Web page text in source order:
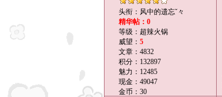
头衔：风中的遗忘ˇ々
精华帖：0
等级：超辣火锅
威望： 5
文章：4832
积分：132897
魅力：12485
现金：49047
金币：30